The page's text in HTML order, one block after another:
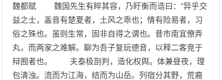
魏都赋 魏国先生有睟其容，乃盱衡而诰曰：“异乎交
益之士，盖音有楚夏者，土风之乖也；情有险易者，习
俗之殊也。虽则生常，固非自得之谓也。昔市南宜僚弄
丸，而两家之难解。聊为吾子复玩德音，以释二客竞于
辩囿者也。 夫泰极剖判，造化权舆。体兼昼夜，理
包清浊。流而为江海，结而为山岳。列宿分其野，荒裔